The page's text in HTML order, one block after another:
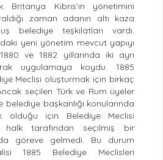
Britanya Kıbrıs’ın yönetimini
zaman adanın altı kaza
belediye teşkilatları vardı.
yeni yönetim mevcut yapıyı
ve 1882 yıllarında iki ayrı
uygulamaya koydu. 1885
Meclisi oluşturmak için birkaç
seçilen Türk ve Rum üyeler
belediye başkanlığı konularında
olduğu için Belediye Meclisi
halk tarafından seçilmiş bir
göreve gelmedi. Bu durum
1885 Belediye Meclisleri